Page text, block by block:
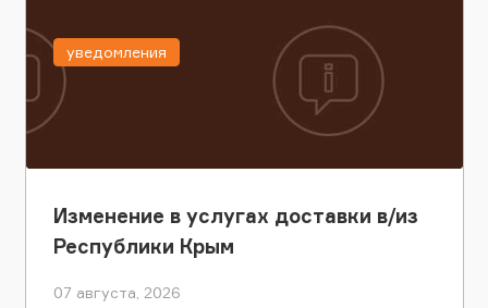
Изменение в услугах доставки в/из
Республики Крым
07 августа, 2026
уведомления